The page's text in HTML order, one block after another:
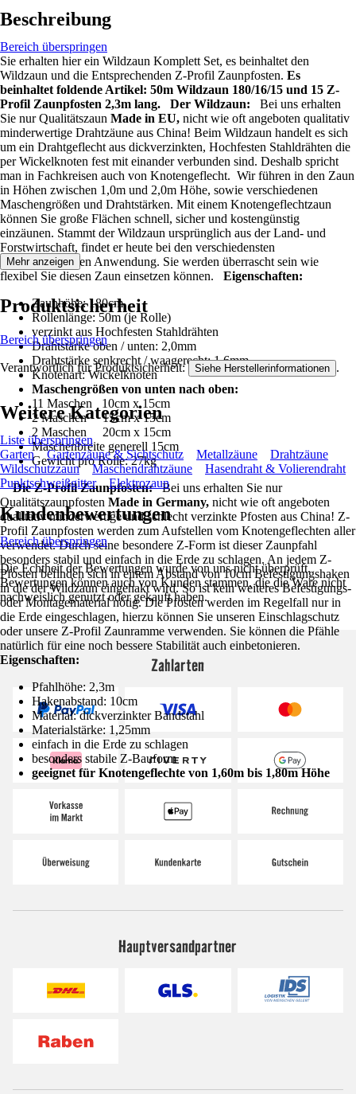
Beschreibung
Bereich überspringen
Sie erhalten hier ein Wildzaun Komplett Set, es beinhaltet den
Wildzaun und die Entsprechenden Z-Profil Zaunpfosten. Es
beinhaltet foldende Artikel: 50m Wildzaun 180/16/15 und 15 Z-
Profil Zaunpfosten 2,3m lang.
Der Wildzaun: Bei uns erhalten
Sie nur Qualitätszaun Made in EU, nicht wie oft angeboten qualitativ
minderwertige Drahtzäune aus China! Beim Wildzaun handelt es sich
um ein Drahtgeflecht aus dickverzinkten, Hochfesten Stahldrähten die
per Wickelknoten fest mit einander verbunden sind. Deshalb spricht
man in Fachkreisen auch von Knotengeflecht. Wir führen in den Zaun
in Höhen zwischen 1,0m und 2,0m Höhe, sowie verschiedenen
Maschengrößen und Drahtstärken. Mit einem Knotengeflechtzaun
können Sie große Flächen schnell, sicher und kostengünstig
einzäunen. Stammt der Wildzaun ursprünglich aus der Land- und
Forstwirtschaft, findet er heute bei den verschiedensten
Zaunbauprojekten Anwendung. Sie werden überrascht sein wie
flexibel Sie diesen Zaun einsetzen können. Eigenschaften:
Zaunhöhe: 180cm
Rollenlänge: 50m (je Rolle)
verzinkt aus Hochfesten Stahldrähten
Drahtstärke oben / unten: 2,0mm
Drahtstärke senkrecht / waagerecht: 1,6mm
Knotenart: Wickelknoten
Maschengrößen von unten nach oben:
11 Maschen 10cm x 15cm
2 Maschen 15cm x 15cm
2 Maschen 20cm x 15cm
Maschenbreite generell 15cm
Gewicht pro Rolle: 27kg
Die Z-Profil Zaunpfosten:Bei uns erhalten Sie nur
Qualitätszaunpfosten Made in Germany, nicht wie oft angeboten
qualitativ minderwertige und schlecht verzinkte Pfosten aus China! Z-
Profil Zaunpfosten werden zum Aufstellen vom Knotengeflechten aller
verwendet. Durch seine besondere Z-Form ist dieser Zaunpfahl
besonders stabil und einfach in die Erde zu schlagen. An jedem Z-
Pfosten befinden sich in einem Abstand von 10cm Befestigungshaken
in die der Wildzaun eingehakt wird. So ist kein weiteres Befestigungs-
oder Montagematerial nötig. Die Pfosten werden im Regelfall nur in
die Erde eingeschlagen, hierzu können Sie unseren Einschlagschutz
oder unsere Z-Profil Zaunramme verwenden. Sie können die Pfähle
natürlich für eine noch bessere Stabilität auch einbetonieren.
Eigenschaften:
Pfahlhöhe: 2,3m
Hakenabstand: 10cm
Material: dickverzinkter Bandstahl
Materialstärke: 1,25mm
einfach in die Erde zu schlagen
besonders stabile Z-Bauform
geeignet für Knotengeflechte von 1,60m bis 1,80m Höhe
Mehr anzeigen
Produktsicherheit
Bereich überspringen
Verantwortlich für Produktsicherheit: Siehe Herstellerinformationen .
Weitere Kategorien
Liste überspringen
Garten
Gartenzäune & Sichtschutz Metallzäune
Drahtzäune
Wildschutzzaun
Maschendrahtzäune
Hasendraht & Volierendraht
Punktschweißgitter
Elektrozaun
Kundenbewertungen
Bereich überspringen
Die Echtheit der Bewertungen wurde von uns nicht überprüft.
Bewertungen können auch von Kunden stammen, die die Ware nicht
nachweislich genutzt oder gekauft haben.
Zahlarten
Hauptversandpartner